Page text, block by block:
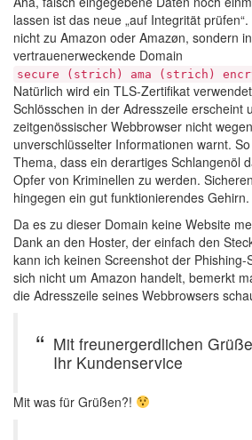
lassen ist das neue „auf Integrität
nicht zu Amazon oder Amazøn, sondern
vertrauenerweckende Domain
secure (strich) ama (strich)
Natürlich wird ein TLS-Zertifikat
Schlösschen in der Adresszeile erscheint
zeitgenössischer Webbrowser nicht
unverschlüsselter Informationen warnt.
Thema, dass ein derartiges Schlangenöl
Opfer von Kriminellen zu werden.
hingegen ein gut funktionierendes Gehirn.
Da es zu dieser Domain keine Website
Dank an den Hoster, der einfach den
kann ich keinen Screenshot der
sich nicht um Amazon handelt, bemerkt
die Adresszeile seines Webbrowsers
Mit freunergerdlichen
Ihr Kundenservice
Mit was für Grüßen?!